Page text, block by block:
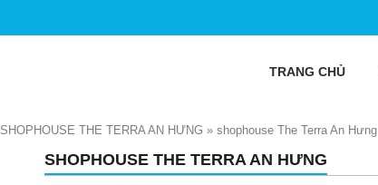
TRANG CHỦ
SHOPHOUSE THE TERRA AN HƯNG » shophouse The Terra An Hưng
SHOPHOUSE THE TERRA AN HƯNG